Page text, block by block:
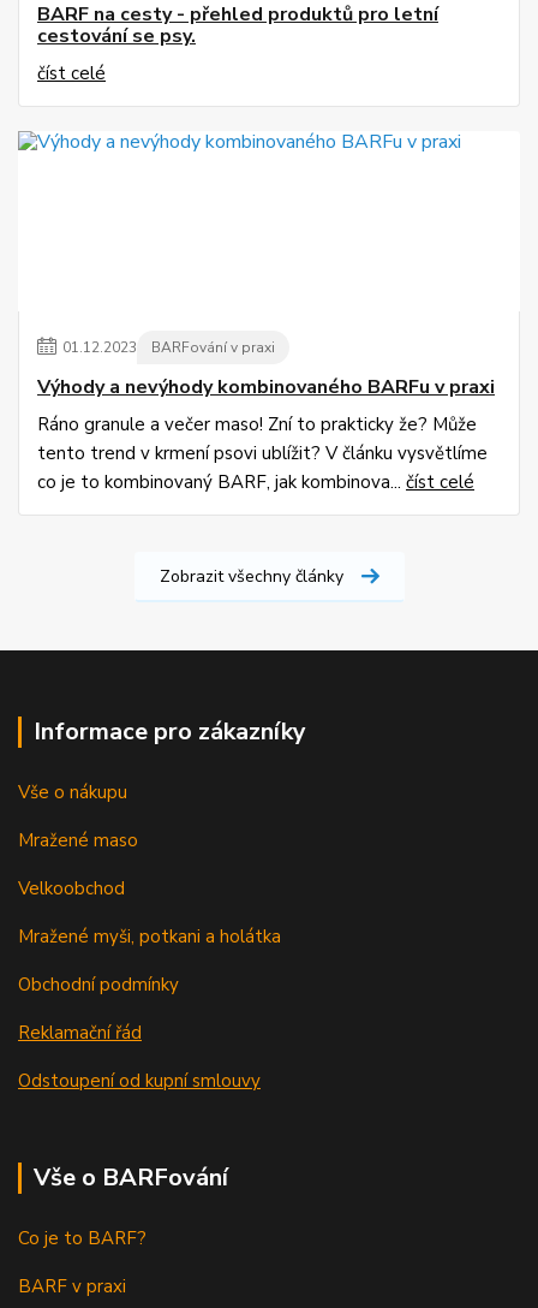
BARF na cesty - přehled produktů pro letní
cestování se psy.
číst celé
01.12.2023 BARFování v praxi
Výhody a nevýhody kombinovaného BARFu v praxi
Ráno granule a večer maso! Zní to prakticky že? Může
tento trend v krmení psovi ublížit? V článku vysvětlíme
co je to kombinovaný BARF, jak kombinova... číst celé
Zobrazit všechny články
Informace pro zákazníky
Vše o nákupu
Mražené maso
Velkoobchod
Mražené myši, potkani a holátka
Obchodní podmínky
Reklamační řád
Odstoupení od kupní smlouvy
Vše o BARFování
Co je to BARF?
BARF v praxi